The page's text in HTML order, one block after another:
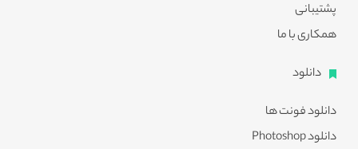
پشتیبانی
همکاری با ما
دانلود
دانلود فونت ها
دانلود Photoshop